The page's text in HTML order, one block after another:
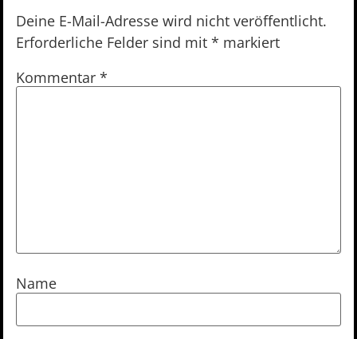
Deine E-Mail-Adresse wird nicht veröffentlicht.
Erforderliche Felder sind mit * markiert
Kommentar *
Name